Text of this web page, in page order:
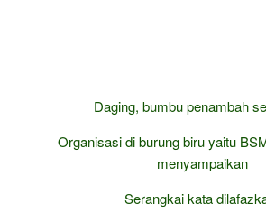
Daging, bumbu penambah
Organisasi di burung biru yaitu
menyampaikan
Serangkai kata